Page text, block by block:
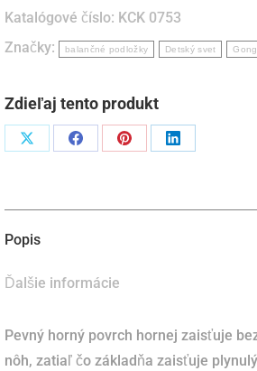
Board
(Gonge)
Katalógové číslo: KCK 0753
Značky:
balančné podložky Detský svet
Zdieľaj tento produkt
Podiel Podiel Podiel Podiel
Popis
Ďalšie informácie
Pevný horný povrch hornej zaisťuje
nôh, zatiaľ čo základňa zaisťuje